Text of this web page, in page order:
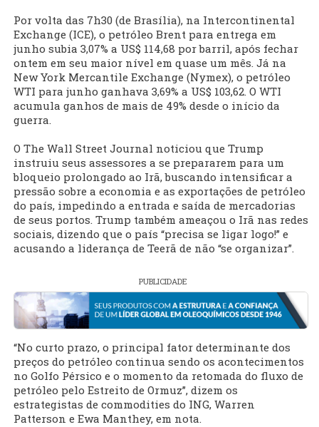
Por volta das 7h30 (de Brasília), na Intercontinental
Exchange (ICE), o petróleo Brent para entrega em
junho subia 3,07% a US$ 114,68 por barril, após fechar
ontem em seu maior nível em quase um mês. Já na
New York Mercantile Exchange (Nymex), o petróleo
WTI para junho ganhava 3,69% a US$ 103,62. O WTI
acumula ganhos de mais de 49% desde o início da
guerra.
O The Wall Street Journal noticiou que Trump
instruiu seus assessores a se prepararem para um
bloqueio prolongado ao Irã, buscando intensificar a
pressão sobre a economia e as exportações de petróleo
do país, impedindo a entrada e saída de mercadorias
de seus portos. Trump também ameaçou o Irã nas redes
sociais, dizendo que o país “precisa se ligar logo!” e
acusando a liderança de Teerã de não “se organizar”.
PUBLICIDADE
“No curto prazo, o principal fator determinante dos
preços do petróleo continua sendo os acontecimentos
no Golfo Pérsico e o momento da retomada do fluxo de
petróleo pelo Estreito de Ormuz”, dizem os
estrategistas de commodities do ING, Warren
Patterson e Ewa Manthey, em nota.